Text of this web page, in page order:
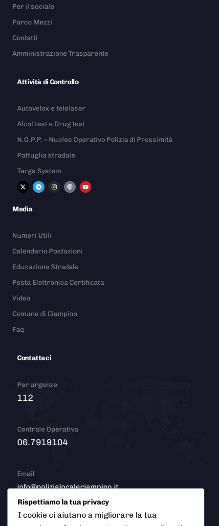
Per il sociale
Parco Mezzi
Contatti
Amministrazione Trasparente
Attività di Controllo
Autovelox e telelaser
Alcol test e Drug test
N.O.P.P. – Nucleo Operativo Polizia di Prossimità
Pattuglia stradale
Targa System
Media
Numeri Utili
Calendario Postazioni
Educazione Stradale
Posta Elettronica Certificata
Video
Comune di Ciampino
Faq
Contattaci
Per urgenze
112
Centrale Operativa
06.7919104
Email
info@polizialocaleciampino.it
Rispettiamo la tua privacy
I cookie ci aiutano a migliorare la tua